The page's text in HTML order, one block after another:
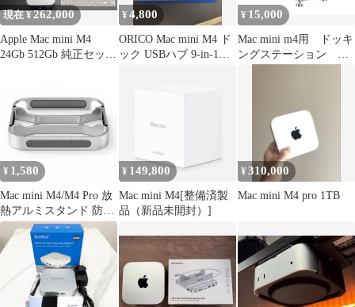
現在 ¥262,000
Apple Mac mini M4
24Gb 512Gb 純正セット
¥4,800
ORICO Mac mini M4 ド
ック USBハブ 9-in-1
¥ 15,000
Mac mini m4用 ドッキ
ングステーション
¥ 1,580
Mac mini M4/M4 Pro 放
熱アルミスタンド 防塵
付
¥ 149,800
Mac mini M4[整備済製
品（新品未開封）]
¥310,000
Mac mini M4 pro 1TB